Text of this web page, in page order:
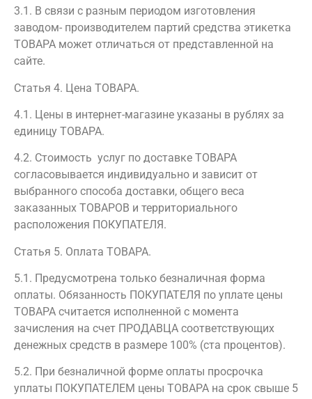
3.1. В связи с разным периодом изготовления
заводом- производителем партий средства этикетка
ТОВАРА может отличаться от представленной на
сайте.
Статья 4. Цена ТОВАРА.
4.1. Цены в интернет-магазине указаны в рублях за
единицу ТОВАРА.
4.2. Стоимость услуг по доставке ТОВАРА
согласовывается индивидуально и зависит от
выбранного способа доставки, общего веса
заказанных ТОВАРОВ и территориального
расположения ПОКУПАТЕЛЯ.
Статья 5. Оплата ТОВАРА.
5.1. Предусмотрена только безналичная форма
оплаты. Обязанность ПОКУПАТЕЛЯ по уплате цены
ТОВАРА считается исполненной с момента
зачисления на счет ПРОДАВЦА соответствующих
денежных средств в размере 100% (ста процентов).
5.2. При безналичной форме оплаты просрочка
уплаты ПОКУПАТЕЛЕМ цены ТОВАРА на срок свыше 5